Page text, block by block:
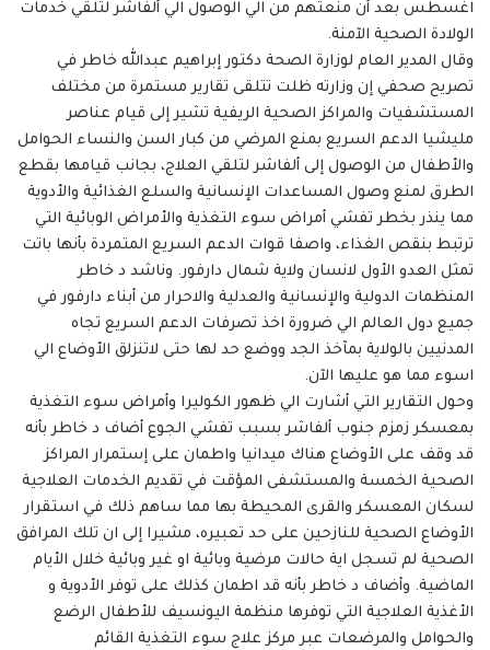
اغسطس بعد أن منعتهم من الي الوصول الي ألفاشر لتلقي خدمات
الولادة الصحية الآمنة.
وقال المدير العام لوزارة الصحة دكتور إبراهيم عبدالله خاطر في
تصريح صحفي إن وزارته ظلت تتلقى تقارير مستمرة من مختلف
المستشفيات والمراكز الصحية الريفية تشير إلى قيام عناصر
مليشيا الدعم السريع بمنع المرضي من كبار السن والنساء الحوامل
والأطفال من الوصول إلى ألفاشر لتلقي العلاج، بجانب قيامها بقطع
الطرق لمنع وصول المساعدات الإنسانية والسلع الغذائية والأدوية
مما ينذر بخطر تفشي أمراض سوء التغذية والأمراض الوبائية التي
ترتبط بنقص الغذاء، واصفا قوات الدعم السريع المتمردة بأنها باتت
تمثل العدو الأول لانسان ولاية شمال دارفور. وناشد د خاطر
المنظمات الدولية والإنسانية والعدلية والاحرار من أبناء دارفور في
جميع دول العالم الي ضرورة اخذ تصرفات الدعم السريع تجاه
المدنيين بالولاية بمآخذ الجد ووضع حد لها حتى لاتنزلق الأوضاع الي
اسوء مما هو عليها الآن.
وحول التقارير التي أشارت الي ظهور الكوليرا وأمراض سوء التغذية
بمعسكر زمزم جنوب ألفاشر بسبب تفشي الجوع أضاف د خاطر بأنه
قد وقف على الأوضاع هناك ميدانيا واطمان على إستمرار المراكز
الصحية الخمسة والمستشفى المؤقت في تقديم الخدمات العلاجية
لسكان المعسكر والقرى المحيطة بها مما ساهم ذلك في استقرار
الأوضاع الصحية للنازحين على حد تعبيره، مشيرا إلى ان تلك المرافق
الصحية لم تسجل اية حالات مرضية وبائية او غير وبائية خلال الأيام
الماضية. وأضاف د خاطر بأنه قد اطمان كذلك على توفر الأدوية و
الأغذية العلاجية التي توفرها منظمة اليونسيف للأطفال الرضع
والحوامل والمرضعات عبر مركز علاج سوء التغذية القائم